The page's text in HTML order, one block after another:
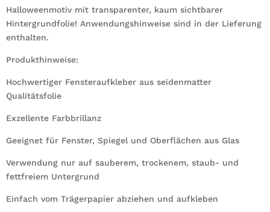
Halloweenmotiv mit transparenter, kaum sichtbarer
Hintergrundfolie! Anwendungshinweise sind in der Lieferung
enthalten.
Produkthinweise:
Hochwertiger Fensteraufkleber aus seidenmatter
Qualitätsfolie
Exzellente Farbbrillanz
Geeignet für Fenster, Spiegel und Oberflächen aus Glas
Verwendung nur auf sauberem, trockenem, staub- und
fettfreiem Untergrund
Einfach vom Trägerpapier abziehen und aufkleben